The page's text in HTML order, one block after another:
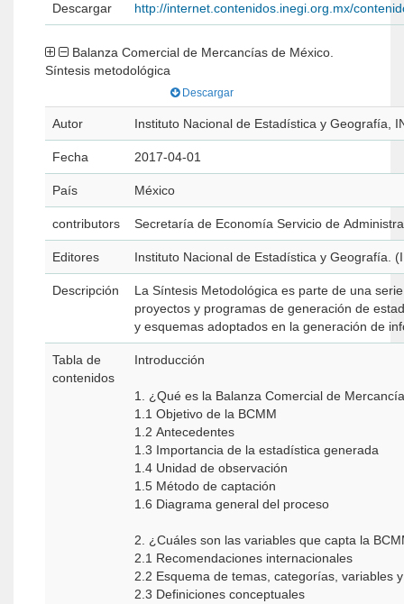
Descargar http://internet.contenidos.inegi.org.mx/
Síntesis metodológica
Descargar
Autor Instituto Nacional de Estadística y Geografía,
Fecha 2017-04-01
País México
contributors Secretaría de Economía Servicio de
Editores Instituto Nacional de Estadística y Geografía.
Descripción
La Síntesis Metodológica es parte de una
proyectos y programas de generación de
y esquemas adoptados en la generación de
Tabla de
contenidos
Introducción
1. ¿Qué es la Balanza Comercial de
1.1 Objetivo de la BCMM
1.2 Antecedentes
1.3 Importancia de la estadística generada
1.4 Unidad de observación
1.5 Método de captación
1.6 Diagrama general del proceso
2. ¿Cuáles son las variables que capta la
2.1 Recomendaciones internacionales
2.2 Esquema de temas, categorías, variables
2.3 Definiciones conceptuales